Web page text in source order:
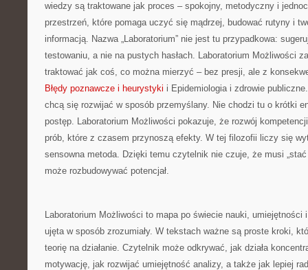
wiedzy są traktowane jak proces – spokojny, metodyczny i
przestrzeń, które pomaga uczyć się mądrzej, budować rutyny i
informacją. Nazwa „Laboratorium” nie jest tu przypadkowa:
testowaniu, a nie na pustych hasłach. Laboratorium Możliwości
traktować jak coś, co można mierzyć – bez presji, ale z
Błędy poznawcze i heurystyki i Epidemiologia i zdrowie
chcą się rozwijać w sposób przemyślany. Nie chodzi tu o krótki
postęp. Laboratorium Możliwości pokazuje, że rozwój
prób, które z czasem przynoszą efekty. W tej filozofii liczy się
sensowna metoda. Dzięki temu czytelnik nie czuje, że musi
może rozbudowywać potencjał.
Laboratorium Możliwości to mapa po świecie nauki, umiejętności
ujęta w sposób zrozumiały. W tekstach ważne są proste kroki,
teorię na działanie. Czytelnik może odkrywać, jak działa
motywację, jak rozwijać umiejętność analizy, a także jak lepiej